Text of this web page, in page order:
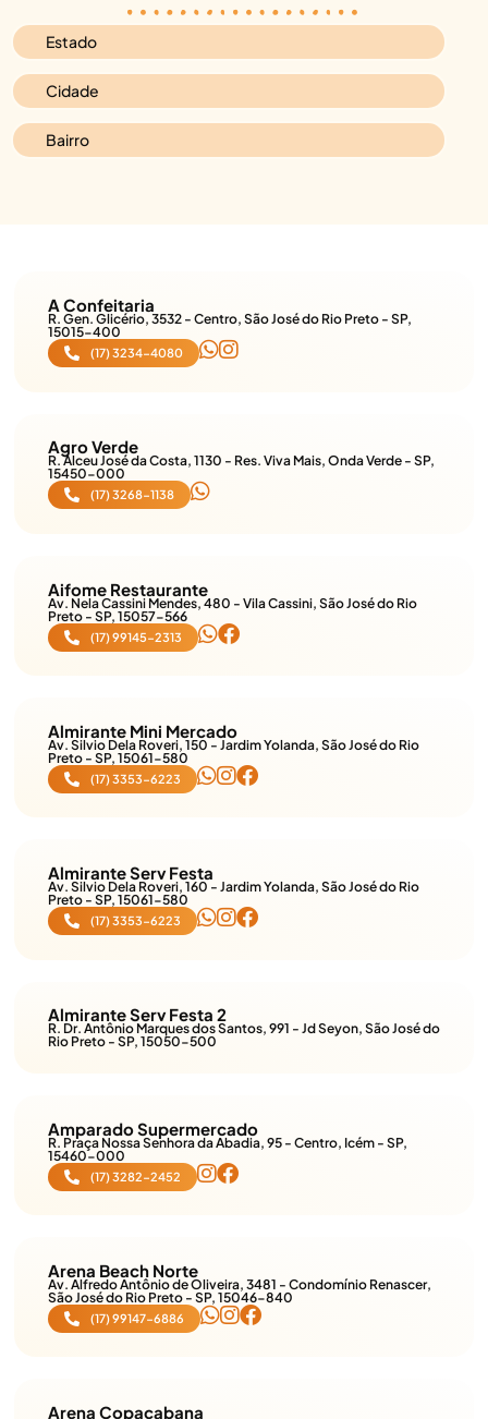
A Confeitaria
R. Gen. Glicério, 3532 - Centro, São José do Rio Preto - SP,
15015-400
(17) 3234-4080
Agro Verde
R. Alceu José da Costa, 1130 - Res. Viva Mais, Onda Verde - SP,
15450-000
(17) 3268-1138
Aifome Restaurante
Av. Nela Cassini Mendes, 480 - Vila Cassini, São José do Rio
Preto - SP, 15057-566
(17) 99145-2313
Almirante Mini Mercado
Av. Silvio Dela Roveri, 150 - Jardim Yolanda, São José do Rio
Preto - SP, 15061-580
(17) 3353-6223
Almirante Serv Festa
Av. Silvio Dela Roveri, 160 - Jardim Yolanda, São José do Rio
Preto - SP, 15061-580
(17) 3353-6223
Almirante Serv Festa 2
R. Dr. Antônio Marques dos Santos, 991 - Jd Seyon, São José do
Rio Preto - SP, 15050-500
Amparado Supermercado
R. Praça Nossa Senhora da Abadia, 95 - Centro, Icém - SP,
15460-000
(17) 3282-2452
Arena Beach Norte
Av. Alfredo Antônio de Oliveira, 3481 - Condomínio Renascer,
São José do Rio Preto - SP, 15046-840
(17) 99147-6886
Arena Copacabana